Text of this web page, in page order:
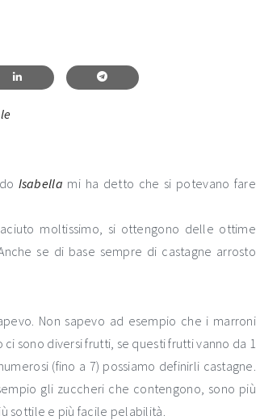
Isabella mi ha detto che si potevano fare
moltissimo, si ottengono delle ottime
se di base sempre di castagne arrosto
Non sapevo ad esempio che i marroni
sono diversi frutti, se questi frutti vanno da 1
(fino a 7) possiamo definirli castagne.
gli zuccheri che contengono, sono più
sottile e più facile pelabilità.